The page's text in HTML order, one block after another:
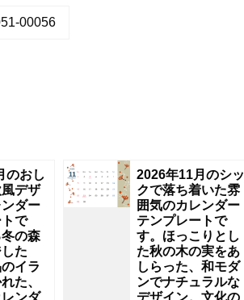
00056
のおし
デザ
ダー
で
の森
た
イラ
た、
2026年11月のシッ
クで落ち着いた雰
囲気のカレンダー
テンプレートで
す。ほっこりとし
た秋の木の実をあ
しらった、和モダ
ンでナチュラルな